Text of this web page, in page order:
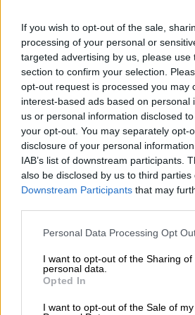
If you wish to opt-out of the sale,
processing of your personal or
targeted advertising by us, please use
section to confirm your selection.
opt-out request is processed you may
interest-based ads based on personal
us or personal information disclosed
your opt-out. You may separately opt-
disclosure of your personal
IAB’s list of downstream participants.
also be disclosed by us to third parties
Downstream Participants that may
Please note that this website/app uses
not limited to your visit or usage
grant or deny consent to Google and
use your data for below specified
consent section.
Personal Data Processing Opt
I want to opt-out of the Sharing of
personal data.
Opted In
I want to opt-out of the Sale of my
ΔΙΑΒΑΣΤΕ ΕΠΙΣΗΣ
Κόσμος|23.04.2026 16:04
Κλιμακώνει ο Τραμπ:
όποιο πλοίο τοποθετεί
Στενά του Ορμούζ
Ολόκληρη η
«Για εκείνους τους
σε αριθμό τώρα από ποτέ,
τους αποτυχημένους New
πιστεύουν ότι είμαι